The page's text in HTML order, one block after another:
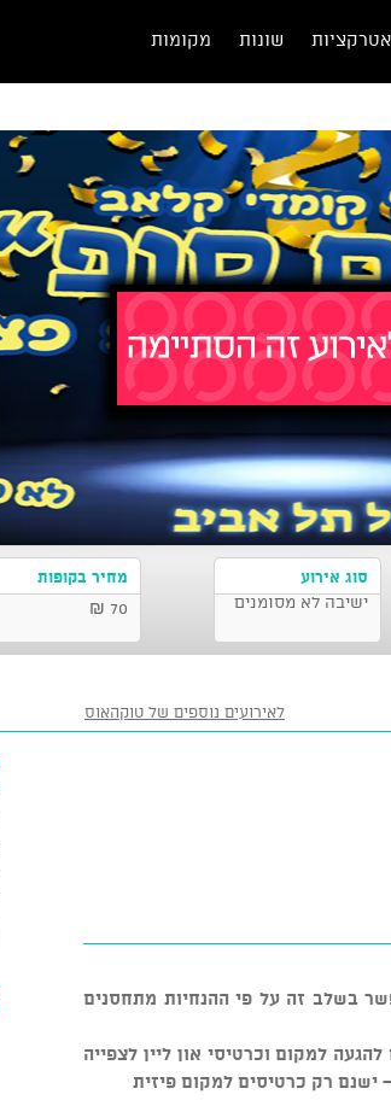
אטרקציות שונות מקומות
סוג אירוע
ישיבה לא מסומנים
מחיר בקופות
70 ₪
לאירועים נוספים של טוקהאוס
בשלב זה על פי ההנחיות מתחסנים
למקום וכרטיסי און ליין לצפייה
ישנם רק כרטיסים למקום פיזית